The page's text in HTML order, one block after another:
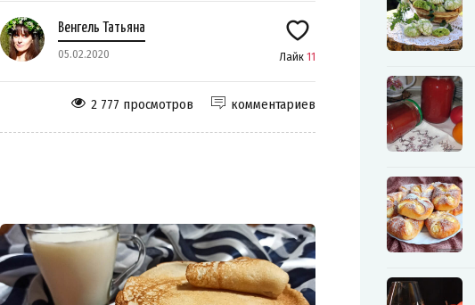
Венгель Татьяна
05.02.2020 Лайк 11
комментариев
2 777 просмотров